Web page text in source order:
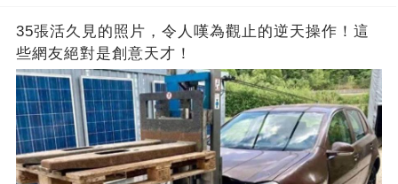
35張活久見的照片，令人嘆為觀止的逆天操作！這
些網友絕對是創意天才！